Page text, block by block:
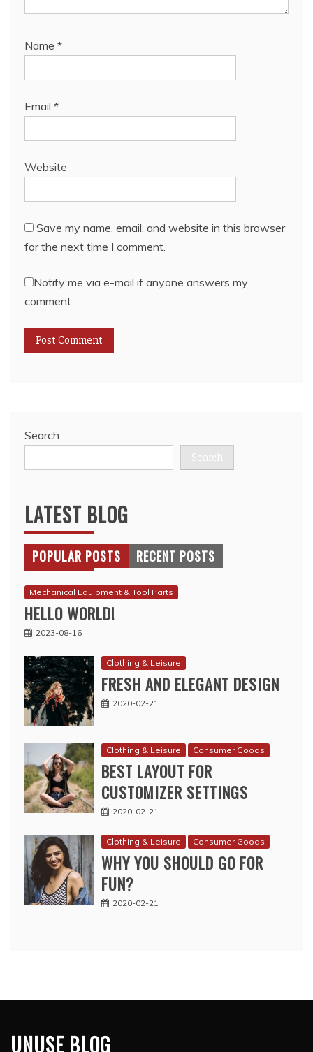
Name *
Email *
Website
Save my name, email, and website in this browser
for the next time I comment.
Notify me via e-mail if anyone answers my
comment.
Search
Search
LATEST BLOG
POPULAR POSTS RECENT POSTS
Mechanical Equipment & Tool Parts
HELLO WORLD!
2023-08-16
Clothing & Leisure
FRESH AND ELEGANT DESIGN
2020-02-21
Clothing & Leisure Consumer Goods
BEST LAYOUT FOR
CUSTOMIZER SETTINGS
2020-02-21
Clothing & Leisure Consumer Goods
WHY YOU SHOULD GO FOR
FUN?
2020-02-21
UNUSE BLOG